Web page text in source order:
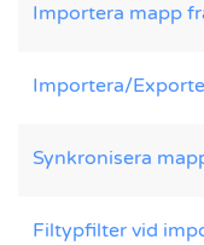
Importera mapp
Importera/
Synkronisera
Filtypfilter vid